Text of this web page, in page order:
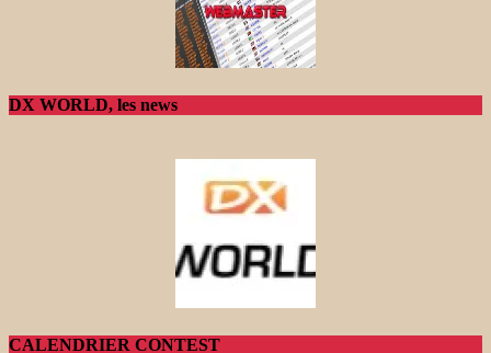
DX WORLD, les news
CALENDRIER CONTEST